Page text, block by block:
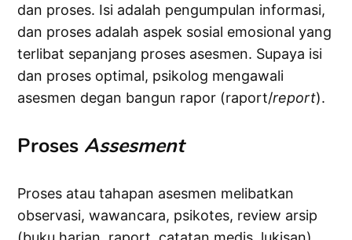
dan proses. Isi adalah pengumpulan informasi,
dan proses adalah aspek sosial emosional yang
terlibat sepanjang proses asesmen. Supaya isi
dan proses optimal, psikolog mengawali
asesmen degan bangun rapor (raport/report).
Proses Assesment
Proses atau tahapan asesmen melibatkan
observasi, wawancara, psikotes, review arsip